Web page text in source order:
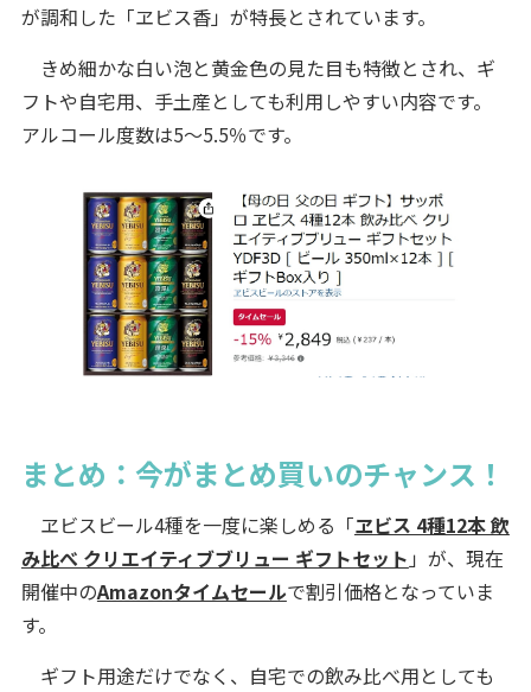
が調和した「ヱビス香」が特長とされています。
きめ細かな白い泡と黄金色の見た目も特徴とされ、ギ
フトや自宅用、手土産としても利用しやすい内容です。
アルコール度数は5～5.5％です。
まとめ：今がまとめ買いのチャンス！
ヱビスビール4種を一度に楽しめる「ヱビス 4種12本 飲
み比べ クリエイティブブリュー ギフトセット 」が、現在
開催中のAmazonタイムセールで割引価格となっていま
す。
ギフト用途だけでなく、自宅での飲み比べ用としても